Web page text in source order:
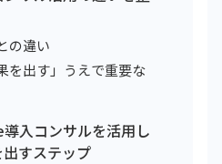
の違い
を出す」うえで重要な
入コンサルを活用し
すステップ